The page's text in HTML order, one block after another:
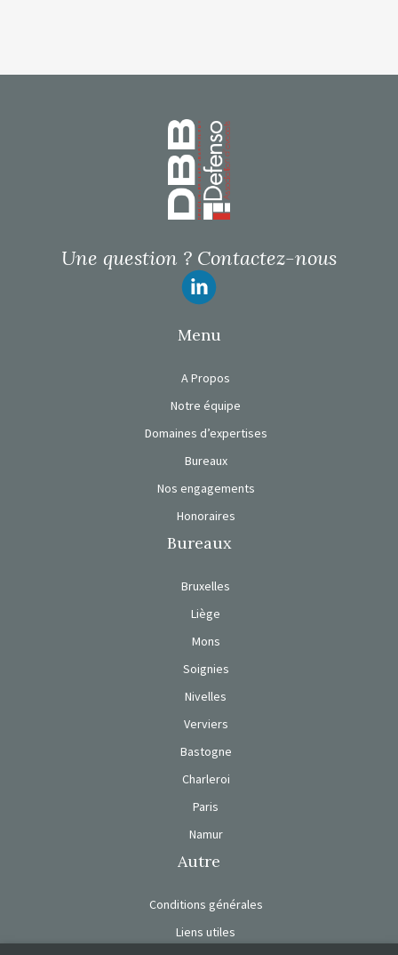
Page d’accueil
Une question ? Contactez-nous
Menu
A Propos
Notre équipe
Domaines d’expertises
Bureaux
Nos engagements
Honoraires
Bureaux
Bruxelles
Liège
Mons
Soignies
Nivelles
Verviers
Bastogne
Charleroi
Paris
Namur
Autre
Conditions générales
Liens utiles